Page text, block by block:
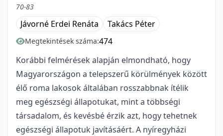
70-83
Jávorné Erdei Renáta Takács Péter
Megtekintések száma:474
Korábbi felmérések alapján elmondható, hogy
Magyarországon a telepszerű körülmények között
élő roma lakosok általában rosszabbnak ítélik
meg egészségi állapotukat, mint a többségi
társadalom, és kevésbé érzik azt, hogy tehetnek
egészségi állapotuk javításáért. A nyíregyházi